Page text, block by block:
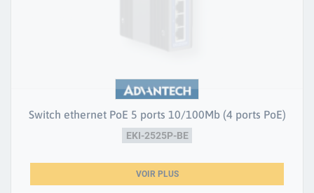
Switch ethernet PoE 5 ports 10/100Mb (4 ports PoE)
EKI-2525P-BE
VOIR PLUS